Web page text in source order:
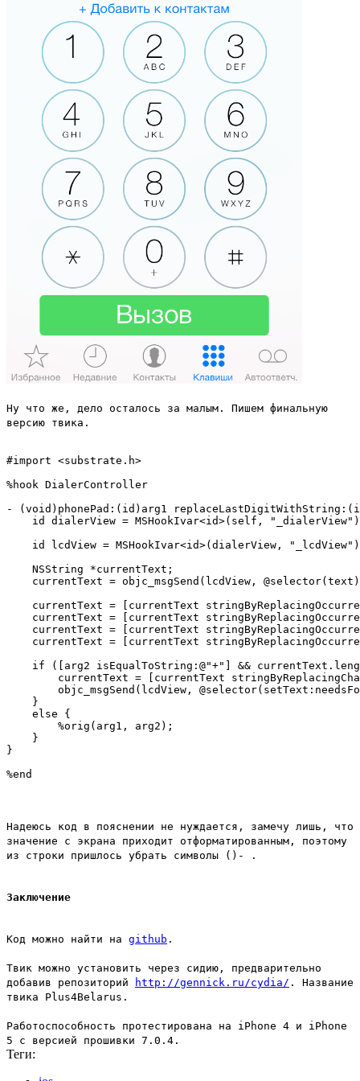
Ну что же, дело осталось за малым. Пишем финальную
версию твика.
#import <substrate.h>
%hook DialerController
- (void)phonePad:(id)arg1
id dialerView = MSHookIvar<id>(self,
id lcdView = MSHookIvar<id>(dialerView,
    NSString *currentText;
currentText = objc_msgSend(lcdView,
currentText = [currentText
currentText = [currentText
currentText = [currentText
currentText = [currentText
if ([arg2 isEqualToString:@"+"] &&
currentText = [currentText
objc_msgSend(lcdView,
    }
    else {
        %orig(arg1, arg2);
    }
}
Надеюсь код в пояснении не нуждается, замечу лишь, что
значение с экрана приходит отформатированным, поэтому
из строки пришлось убрать символы
()- .
Заключение
Код можно найти на github .
Твик можно установить через сидию, предварительно
добавив репозиторий
http://gennick.ru/cydia/ . Название
твика Plus4Belarus.
Работоспособность протестирована на iPhone 4 и iPhone
5 c версией прошивки 7.0.4.
Теги: